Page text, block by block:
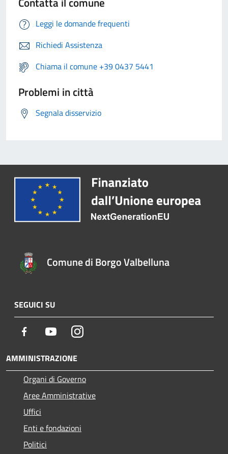
Leggi le domande frequenti
Richiedi Assistenza
Chiama il comune +39 0437 5441
Problemi in città
Segnala disservizio
Comune di Borgo Valbelluna
SEGUICI SU
Facebook YoutubeInstagram
AMMINISTRAZIONE
Organi di Governo
Aree Amministrative
Uffici
Enti e fondazioni
Politici